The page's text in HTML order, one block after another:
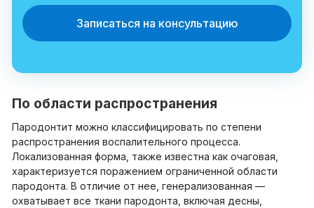
Записаться на консультацию
По области распространения
Пародонтит можно классифицировать по степени
распространения воспалительного процесса.
Локализованная форма, также известна как очаговая,
характеризуется поражением ограниченной области
пародонта. В отличие от нее, генерализованная —
охватывает все ткани пародонта, включая десны,